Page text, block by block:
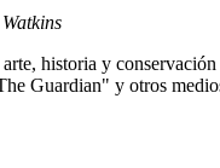
arte, historia y
Guardian" y otros